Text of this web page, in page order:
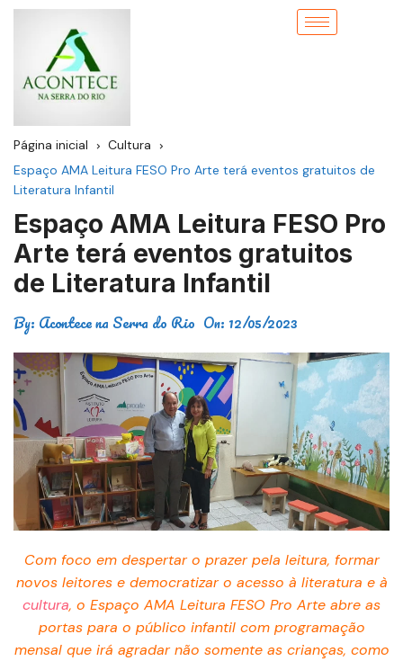
Página inicial
Cultura
Espaço AMA Leitura FESO Pro Arte terá eventos gratuitos de
Literatura Infantil
Espaço AMA Leitura FESO Pro
Arte terá eventos gratuitos
de Literatura Infantil
By: Acontece na Serra do Rio On: 12/05/2023
Com foco em despertar o prazer pela leitura, formar
novos leitores e democratizar o acesso à literatura e à
cultura, o Espaço AMA Leitura FESO Pro Arte abre as
portas para o público infantil com programação
mensal que irá agradar não somente as crianças, como